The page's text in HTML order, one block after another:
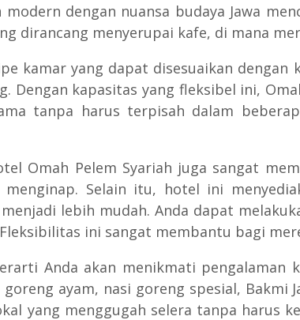
dengan nuansa budaya Jawa
dirancang menyerupai kafe, di mana
kamar yang dapat disesuaikan
Dengan kapasitas yang fleksibel ini,
tanpa harus terpisah dalam
Omah Pelem Syariah juga sangat
menginap. Selain itu, hotel ini
lebih mudah. Anda dapat
ini sangat membantu bagi
Anda akan menikmati
ayam, nasi goreng spesial, Bakmi
yang menggugah selera tanpa harus